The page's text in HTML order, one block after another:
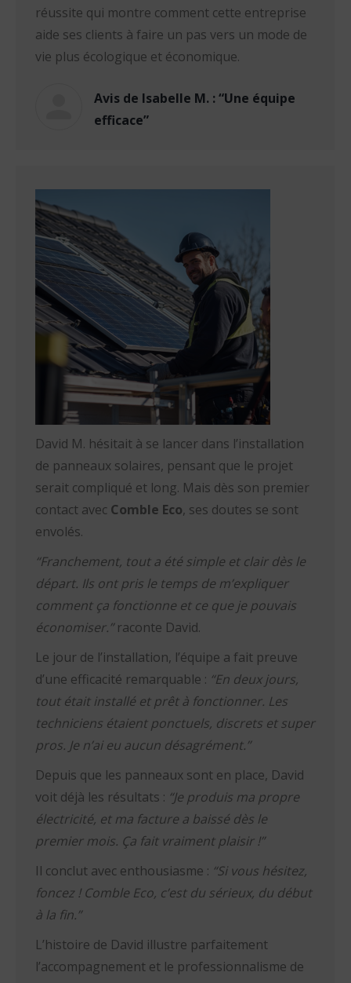
réussite qui montre comment cette entreprise
aide ses clients à faire un pas vers un mode de
vie plus écologique et économique.
Avis de Isabelle M. : “Une équipe
efficace”
David M. hésitait à se lancer dans l’installation
de panneaux solaires, pensant que le projet
serait compliqué et long. Mais dès son premier
contact avec Comble Eco, ses doutes se sont
envolés.
“Franchement, tout a été simple et clair dès le
départ. Ils ont pris le temps de m’expliquer
comment ça fonctionne et ce que je pouvais
économiser.”raconte David.
Le jour de l’installation, l’équipe a fait preuve
d’une efficacité remarquable : “En deux jours,
tout était installé et prêt à fonctionner. Les
techniciens étaient ponctuels, discrets et super
pros. Je n’ai eu aucun désagrément.”
Depuis que les panneaux sont en place, David
voit déjà les résultats : “Je produis ma propre
électricité, et ma facture a baissé dès le
premier mois. Ça fait vraiment plaisir !”
Il conclut avec enthousiasme : “Si vous hésitez,
foncez ! Comble Eco, c’est du sérieux, du début
à la fin.”
L’histoire de David illustre parfaitement
l’accompagnement et le professionnalisme de